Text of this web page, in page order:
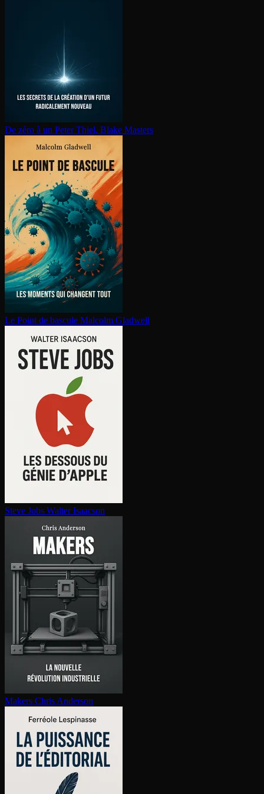
De zéro à un Peter Thiel, Blake Masters
Le Point de bascule Malcolm Gladwell
Steve Jobs Walter Isaacson
Makers Chris Anderson